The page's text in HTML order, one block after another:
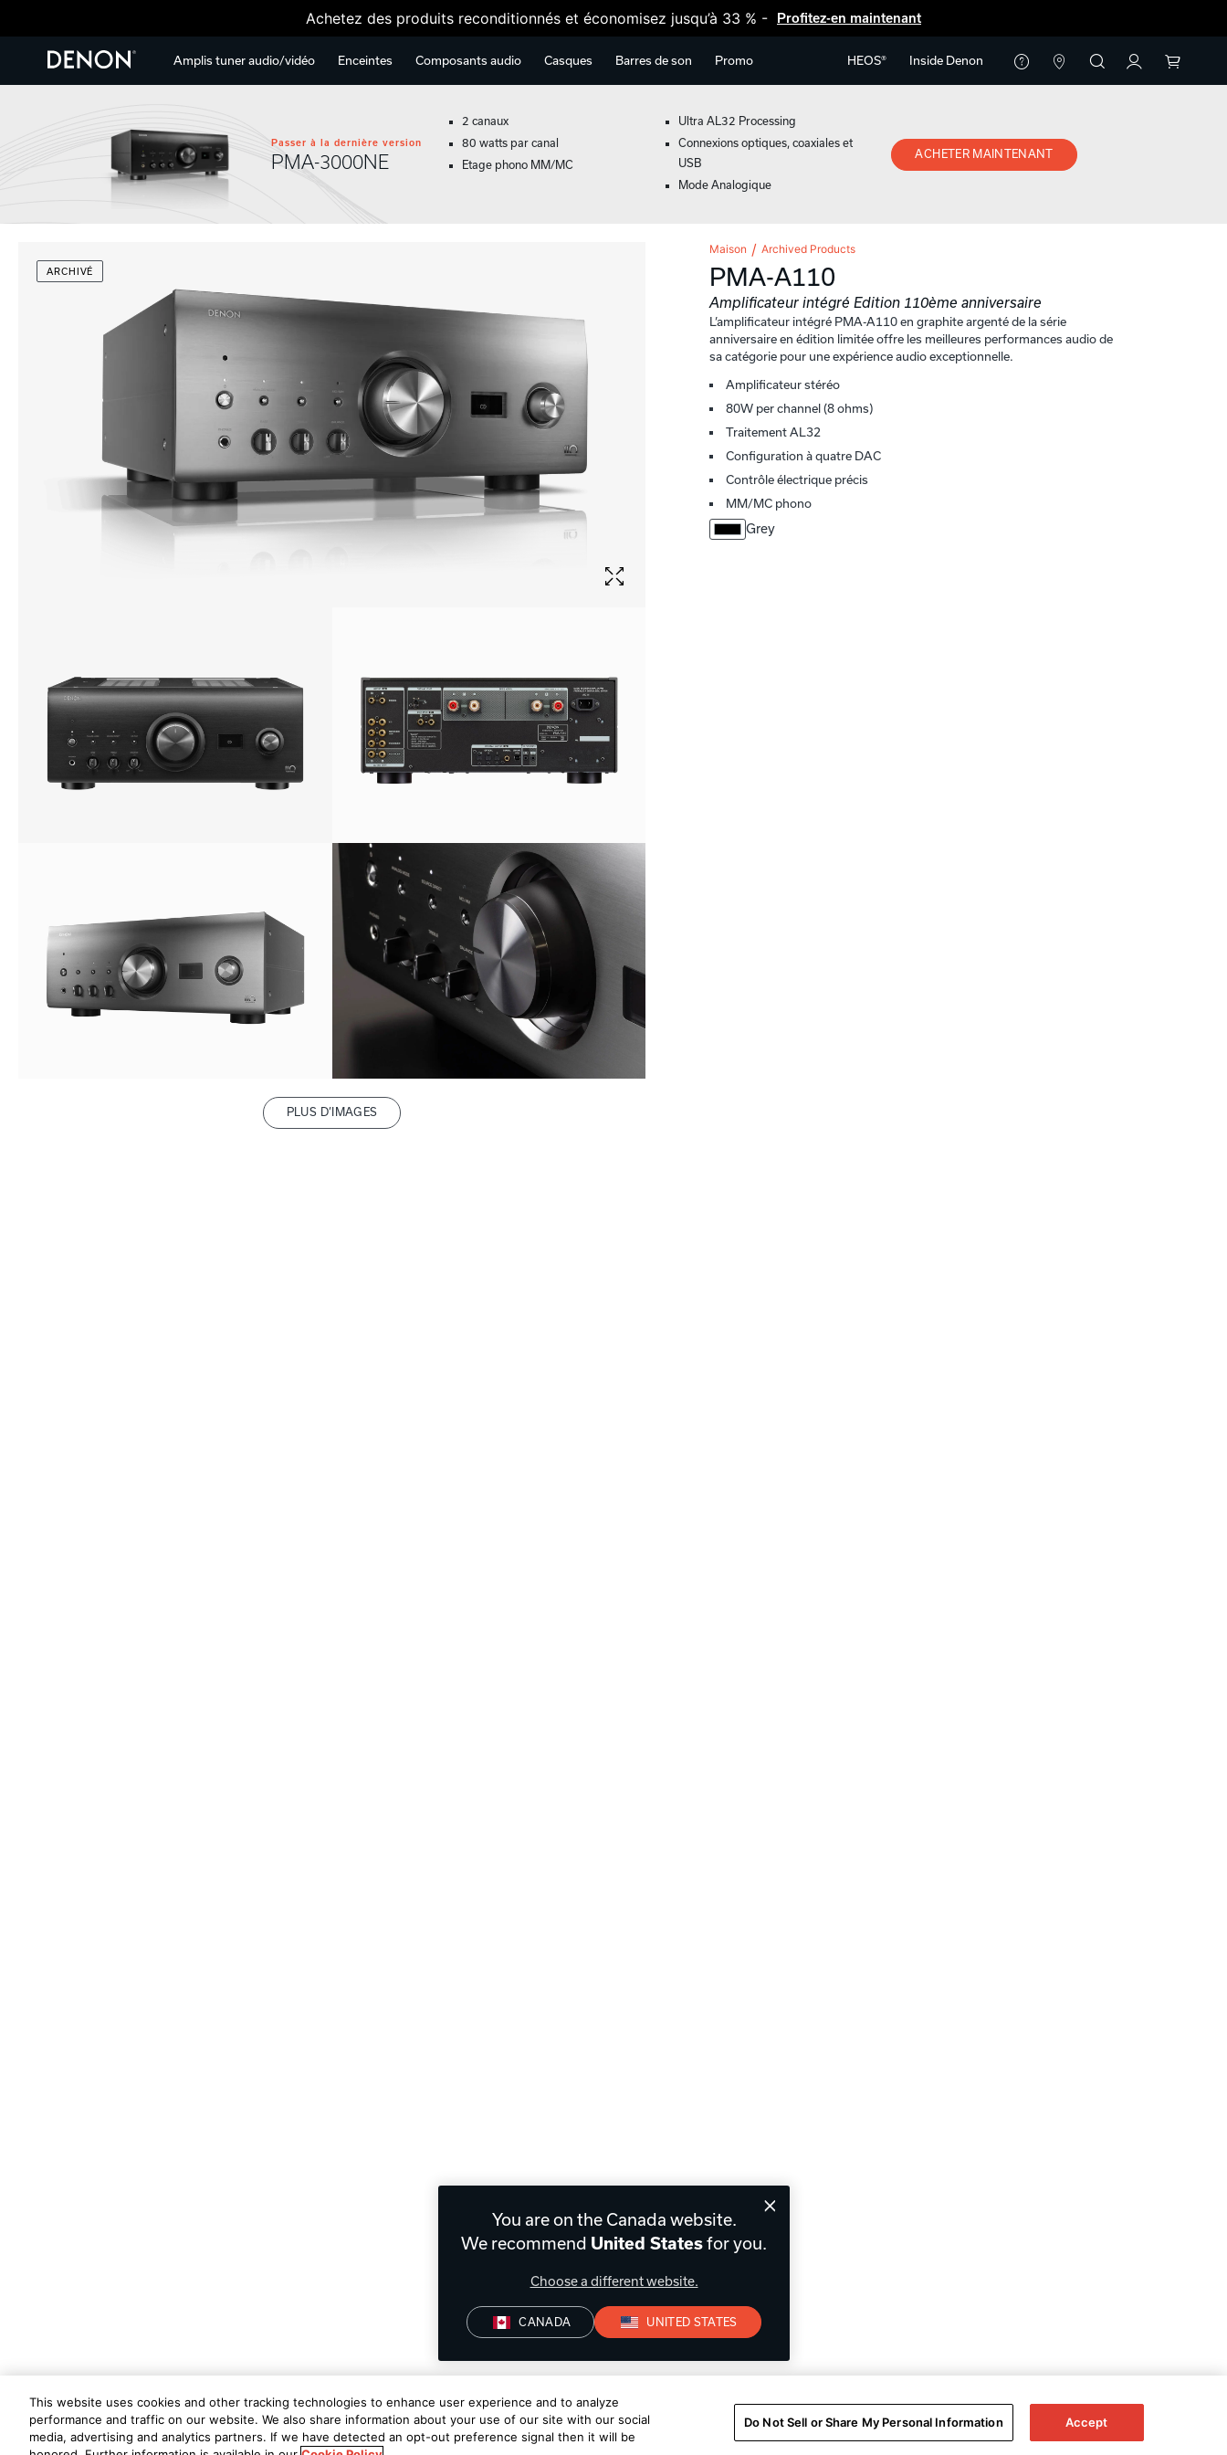
Achetez des produits reconditionnés et économisez jusqu’à 33 % - Profitez-en maintenant
Amplis tuner audio/vidéo Enceintes Composants audio Casques Barres de son Promo HEOS® Inside Denon
Passer à la dernière version
PMA-3000NE
2 canaux
80 watts par canal
Etage phono MM/MC
Ultra AL32 Processing
Connexions optiques, coaxiales et
USB
Mode Analogique
ACHETER MAINTENANT
ARCHIVÉ
PLUS D’IMAGES
Maison Archived Products
PMA-A110
Amplificateur intégré Edition 110ème anniversaire
L’amplificateur intégré PMA-A110 en graphite argenté de la série
anniversaire en édition limitée offre les meilleures performances audio de
sa catégorie pour une expérience audio exceptionnelle.
Amplificateur stéréo
80W per channel (8 ohms)
Traitement AL32
Configuration à quatre DAC
Contrôle électrique précis
MM/MC phono
Grey
You are on the Canada website.
We recommend United Statesfor you.
Choose a different website.
CANADA UNITED STATES
This website uses cookies and other tracking technologies to enhance user experience and to analyze
performance and traffic on our website. We also share information about your use of our site with our social
media, advertising and analytics partners. If we have detected an opt-out preference signal then it will be
Do Not Sell or Share My Personal Information Accept